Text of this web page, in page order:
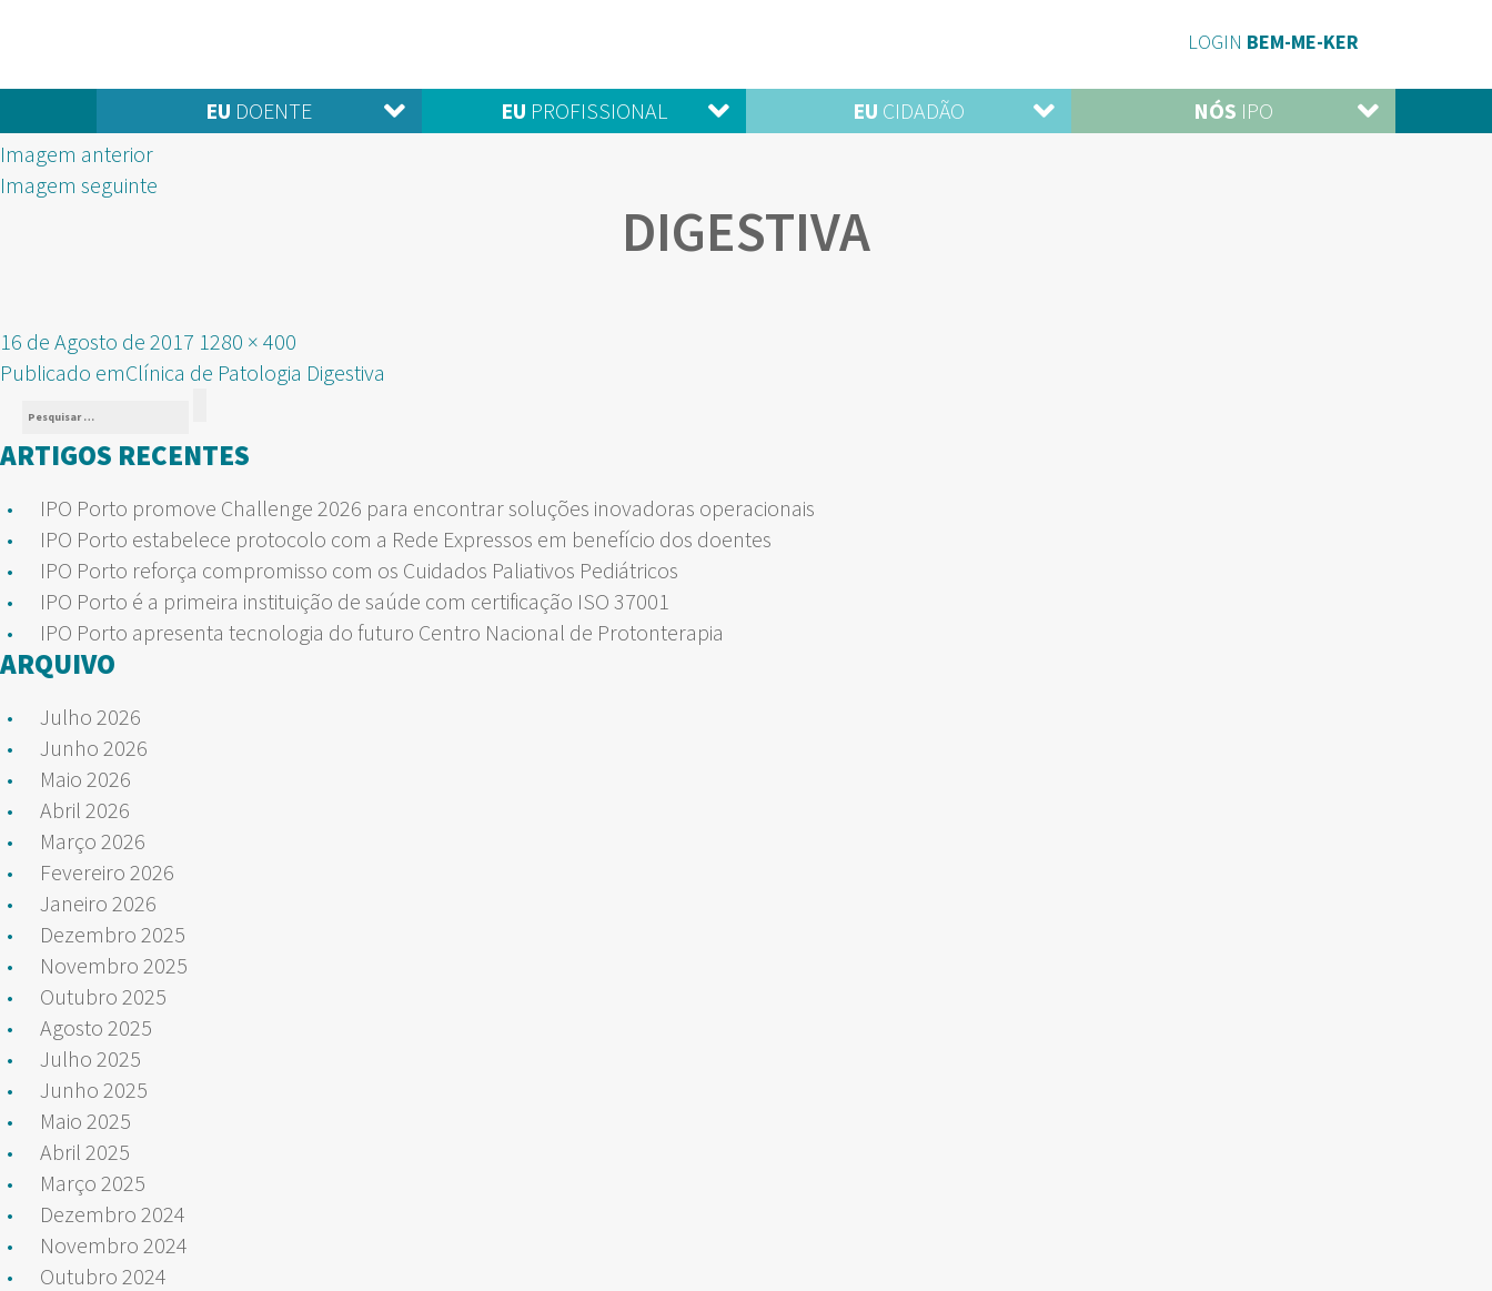
LOGIN BEM-ME-KER
EU DOENTE EU PROFISSIONAL EU CIDADÃO NÓS IPO
Imagem anterior
Imagem seguinte
DIGESTIVA
Publicado
em
16 de Agosto de 2017 Tamanho
real
1280 × 400
NAVEGAÇÃO
DE
ARTIGOS
Publicado emClínica de Patologia Digestiva
Pesquisar
por:
ARTIGOS RECENTES
IPO Porto promove Challenge 2026 para encontrar soluções inovadoras operacionais
IPO Porto estabelece protocolo com a Rede Expressos em benefício dos doentes
IPO Porto reforça compromisso com os Cuidados Paliativos Pediátricos
IPO Porto é a primeira instituição de saúde com certificação ISO 37001
IPO Porto apresenta tecnologia do futuro Centro Nacional de Protonterapia
ARQUIVO
Julho 2026
Junho 2026
Maio 2026
Abril 2026
Março 2026
Fevereiro 2026
Janeiro 2026
Dezembro 2025
Novembro 2025
Outubro 2025
Agosto 2025
Julho 2025
Junho 2025
Maio 2025
Abril 2025
Março 2025
Dezembro 2024
Novembro 2024
Outubro 2024